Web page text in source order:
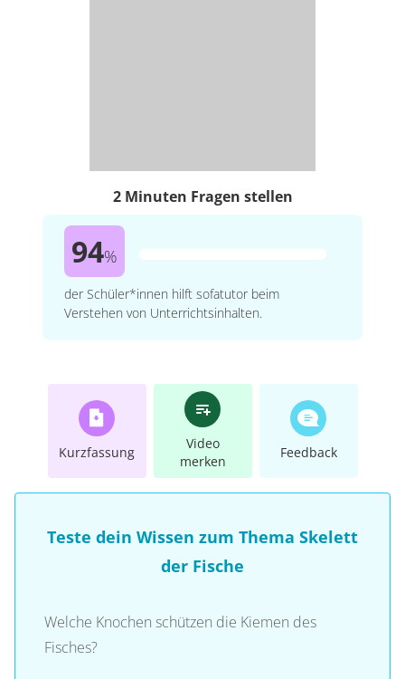
2 Minuten Fragen stellen
94%
der Schüler*innen hilft sofatutor beim
Verstehen von Unterrichtsinhalten.
Kurzfassung
Video
merken
Feedback
Teste dein Wissen zum Thema Skelett
der Fische
Welche Knochen schützen die Kiemen des
Fisches?